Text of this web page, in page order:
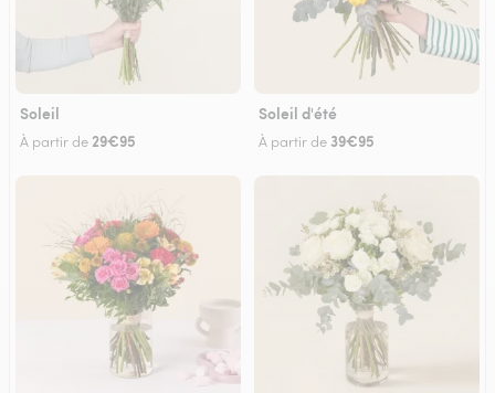
Soleil
À partir de 29€95
Soleil d'été
À partir de 39€95